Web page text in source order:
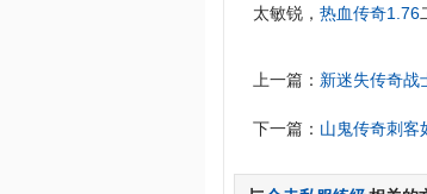
太敏锐，热血传奇1.76
上一篇： 新迷失传奇战
下一篇： 山鬼传奇刺客